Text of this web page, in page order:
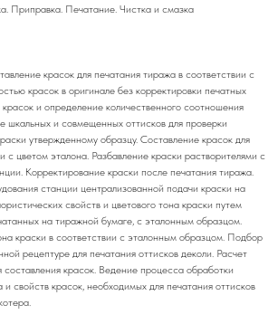
Приправка. Печатание. Чистка и смазка
красок для печатания тиража в соответствии с
красок в оригинале без корректировки печатных
и определение количественного соотношения
шкальных и совмещенных оттисков для проверки
утвержденному образцу. Составление красок для
с цветом эталона. Разбавление краски растворителями с
Корректирование краски после печатания тиража.
станции централизованной подачи краски на
свойств и цветового тона краски путем
на тиражной бумаге, с эталонным образцом.
краски в соответствии с эталонным образцом. Подбор
рецептуре для печатания оттисков деколи. Расчет
красок. Ведение процесса обработки
и свойств красок, необходимых для печатания оттисков